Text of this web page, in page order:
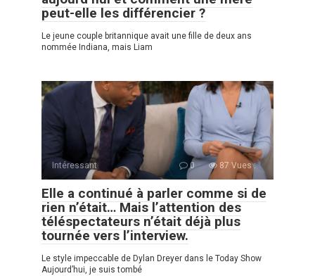
peut-elle les différencier ?
Le jeune couple britannique avait une fille de deux ans
nommée Indiana, mais Liam
Intéressant 0 87 Vues :
Elle a continué à parler comme si de
rien n’était… Mais l’attention des
téléspectateurs n’était déjà plus
tournée vers l’interview.
Le style impeccable de Dylan Dreyer dans le Today Show
Aujourd’hui, je suis tombé